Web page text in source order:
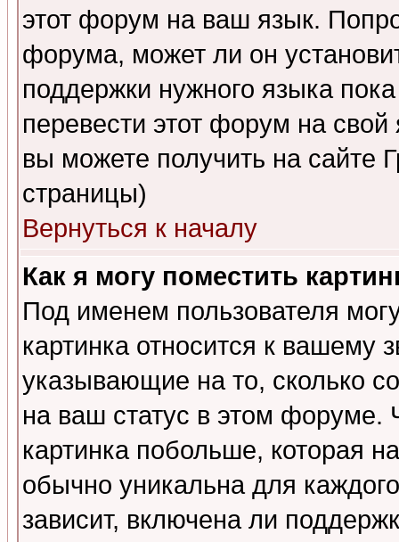
этот форум на ваш язык.
форума, может ли он
поддержки нужного языка
перевести этот форум на
вы можете получить на сайте
страницы)
Вернуться к началу
Как я могу поместить
Под именем пользователя
картинка относится к вашему
указывающие на то, сколько
на ваш статус в этом форуме.
картинка побольше, которая
обычно уникальна для
зависит, включена ли